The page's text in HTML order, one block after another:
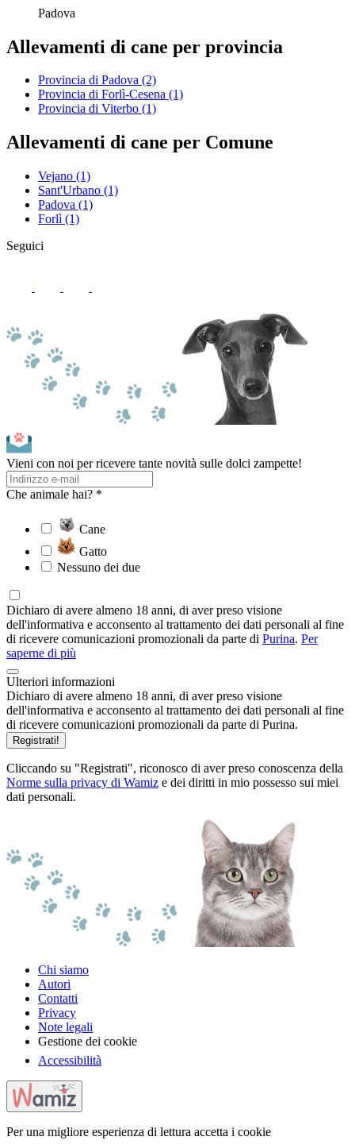
Padova
Allevamenti di cane per provincia
Provincia di Padova (2)
Provincia di Forlì-Cesena (1)
Provincia di Viterbo (1)
Allevamenti di cane per Comune
Vejano (1)
Sant'Urbano (1)
Padova (1)
Forlì (1)
Seguici
Vieni con noi per ricevere tante novità sulle dolci zampette!
Che animale hai? *
Cane
Gatto
Nessuno dei due
Dichiaro di avere almeno 18 anni, di aver preso visione
dell'informativa e acconsento al trattamento dei dati personali al fine
di ricevere comunicazioni promozionali da parte di Purina. Per
saperne di più
Ulteriori informazioni
Dichiaro di avere almeno 18 anni, di aver preso visione
dell'informativa e acconsento al trattamento dei dati personali al fine
di ricevere comunicazioni promozionali da parte di Purina.
Registrati!
Cliccando su "Registrati", riconosco di aver preso conoscenza della
Norme sulla privacy di Wamiz e dei diritti in mio possesso sui miei
dati personali.
Chi siamo
Autori
Contatti
Privacy
Note legali
Gestione dei cookie
Accessibilità
Per una migliore esperienza di lettura accetta i cookie